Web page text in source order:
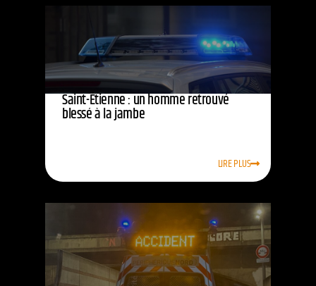
Saint-Étienne : un homme retrouvé
blessé à la jambe
LIRE PLUS